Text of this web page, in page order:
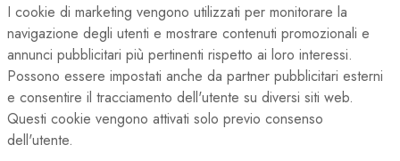
I cookie di marketing vengono utilizzati per monitorare la
navigazione degli utenti e mostrare contenuti promozionali e
annunci pubblicitari più pertinenti rispetto ai loro interessi.
Possono essere impostati anche da partner pubblicitari esterni
e consentire il tracciamento dell'utente su diversi siti web.
Questi cookie vengono attivati solo previo consenso
dell'utente.